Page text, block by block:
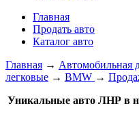
Главная
Продать авто
Каталог авто
Главная → Автомобильная
легковые → BMW →
Уникальные авто ЛНР в